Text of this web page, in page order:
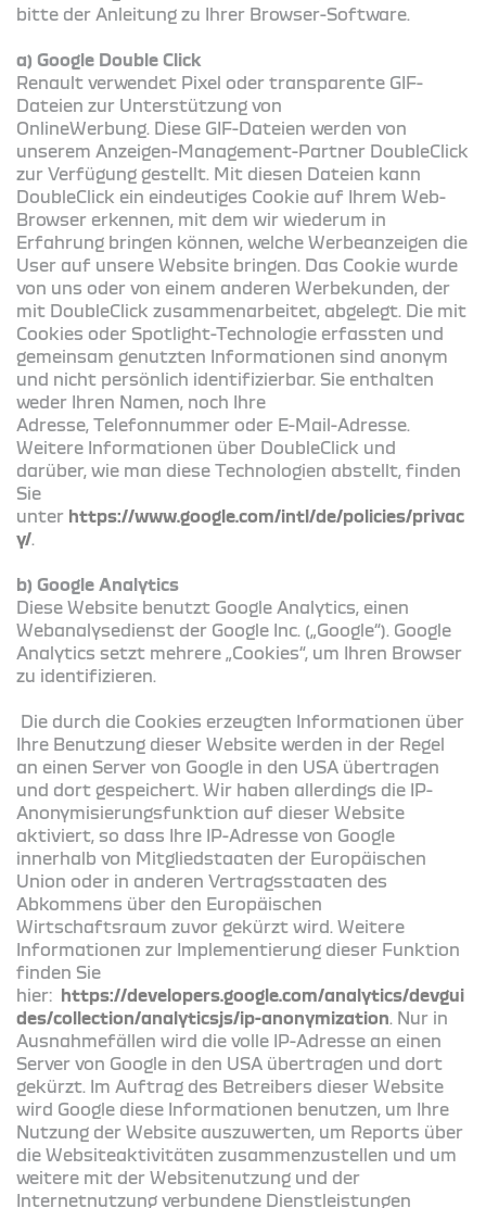
bitte der Anleitung zu Ihrer Browser-Software.
a) Google Double Click
Renault verwendet Pixel oder transparente GIF-
Dateien zur Unterstützung von
OnlineWerbung. Diese GIF-Dateien werden von
unserem Anzeigen-Management-Partner DoubleClick
zur Verfügung gestellt. Mit diesen Dateien kann
DoubleClick ein eindeutiges Cookie auf Ihrem Web-
Browser erkennen, mit dem wir wiederum in
Erfahrung bringen können, welche Werbeanzeigen die
User auf unsere Website bringen. Das Cookie wurde
von uns oder von einem anderen Werbekunden, der
mit DoubleClick zusammenarbeitet, abgelegt. Die mit
Cookies oder Spotlight-Technologie erfassten und
gemeinsam genutzten Informationen sind anonym
und nicht persönlich identifizierbar. Sie enthalten
weder Ihren Namen, noch Ihre
Adresse, Telefonnummer oder E-Mail-Adresse.
Weitere Informationen über DoubleClick und
darüber, wie man diese Technologien abstellt, finden
Sie
unter https://www.google.com/intl/de/policies/privac
y/.
b) Google Analytics
Diese Website benutzt Google Analytics, einen
Webanalysedienst der Google Inc. („Google“). Google
Analytics setzt mehrere „Cookies“, um Ihren Browser
zu identifizieren.
Die durch die Cookies erzeugten Informationen über
Ihre Benutzung dieser Website werden in der Regel
an einen Server von Google in den USA übertragen
und dort gespeichert. Wir haben allerdings die IP-
Anonymisierungsfunktion auf dieser Website
aktiviert, so dass Ihre IP-Adresse von Google
innerhalb von Mitgliedstaaten der Europäischen
Union oder in anderen Vertragsstaaten des
Abkommens über den Europäischen
Wirtschaftsraum zuvor gekürzt wird. Weitere
Informationen zur Implementierung dieser Funktion
finden Sie
hier: https://developers.google.com/analytics/devgui
des/collection/analyticsjs/ip-anonymization. Nur in
Ausnahmefällen wird die volle IP-Adresse an einen
Server von Google in den USA übertragen und dort
gekürzt. Im Auftrag des Betreibers dieser Website
wird Google diese Informationen benutzen, um Ihre
Nutzung der Website auszuwerten, um Reports über
die Websiteaktivitäten zusammenzustellen und um
weitere mit der Websitenutzung und der
Internetnutzung verbundene Dienstleistungen